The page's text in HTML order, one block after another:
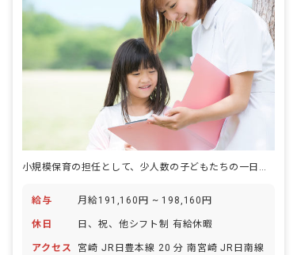
給与 月給191,160円 ~ 198,160円
休日 日、祝、他シフト制 有給休暇
アクセス
宮崎 JR日豊本線 20 分 南宮崎 JR日南線